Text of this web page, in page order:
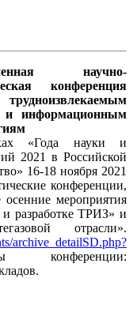
научно-
конференция
и информационным
«Года науки и
2021 в Российской
16-18 ноября 2021
конференции,
мероприятия
разработке ТРИЗ» и
отрасли».
archive_detailSD.php?
конференции: